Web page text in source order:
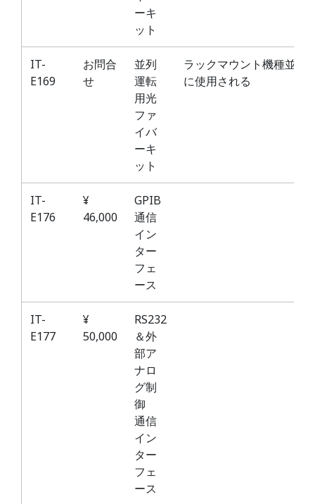
ーキ
ット
IT-
E169
お問合
せ
並列
運転
用光
ファ
イバ
ーキ
ット
ラックマウント機種並列
に使用される
IT-
E176
¥
46,000
GPIB
通信
イン
ター
フェ
ース
IT-
E177
¥
50,000
RS232
＆外
部ア
ナロ
グ制
御
通信
イン
ター
フェ
ース